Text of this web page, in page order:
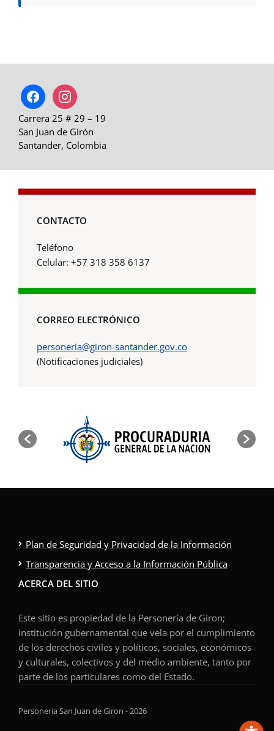
facebookinstagram
Carrera 25 # 29 – 19
San Juan de Girón
Santander, Colombia
CONTACTO
Teléfono
Celular: +57 318 358 6137
CORREO ELECTRÓNICO
personeria@giron-santander.gov.co
(Notificaciones judiciales)
Plan de Seguridad y Privacidad de la Información
Transparencia y Acceso a la Información Pública
ACERCA DEL SITIO
Este sitio es propiedad de la Personería de Giron;
institución gubernamental que vela por el cumplimiento
de los derechos civiles y políticos, sociales, económicos
y culturales, colectivos y del medio ambiente, tanto por
parte de los particulares como del Estado.
Personeria San Juan de Giron - 2026